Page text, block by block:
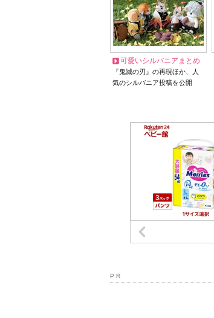
可愛いシルバニアまとめ
『鬼滅の刃』の再現ほか、人
気のシルバニア投稿を公開
P R